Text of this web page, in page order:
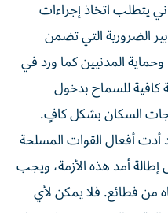
يتطلب اتخاذ إجراءات
الضرورية التي تضمن
وحماية المدنيين كما ورد في
كافية للسماح بدخول
السكان بشكل كافٍ.
أدت أفعال القوات المسلحة
إطالة أمد هذه الأزمة، ويجب
من فطائع. فلا يمكن لأي